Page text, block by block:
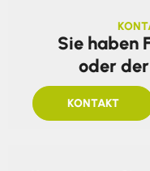
Sie haben
oder
KONTAKT